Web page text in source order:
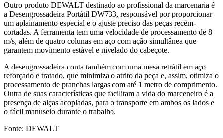
Outro produto DEWALT destinado ao profissional da marcenaria é
a Desengrossadeira Portátil DW733, responsável por proporcionar
um aplainamento especial e o ajuste preciso das peças recém-
cortadas. A ferramenta tem uma velocidade de processamento de 8
m/s, além de quatro colunas em aço com ação simultânea que
garantem movimento estável e nivelado do cabeçote.
A desengrossadeira conta também com uma mesa retrátil em aço
reforçado e tratado, que minimiza o atrito da peça e, assim, otimiza o
processamento de pranchas largas com até 1 metro de comprimento.
Outra de suas características que facilitam a vida do marceneiro é a
presença de alças acopladas, para o transporte em ambos os lados e
o fácil manuseio durante o trabalho.
Fonte: DEWALT